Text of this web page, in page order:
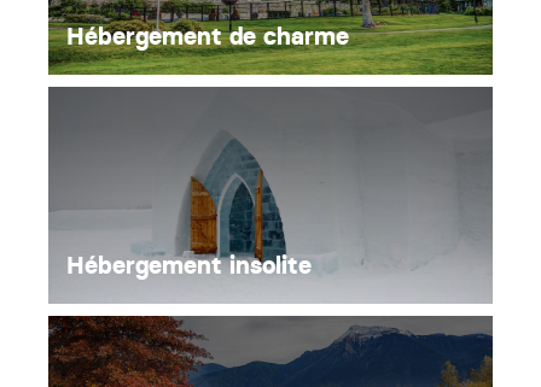
Hébergement de charme
Hébergement insolite